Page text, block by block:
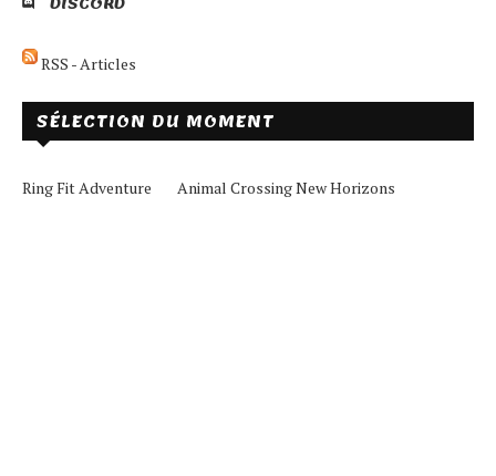
RSS - Articles
SÉLECTION DU MOMENT
Ring Fit Adventure Animal Crossing New Horizons